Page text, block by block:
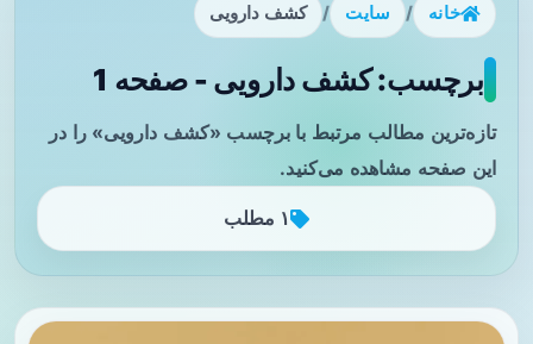
خانه / سایت / کشف دارویی
برچسب: کشف دارویی - صفحه 1
تازه‌ترین مطالب مرتبط با برچسب «کشف دارویی» را در
این صفحه مشاهده می‌کنید.
۱ مطلب